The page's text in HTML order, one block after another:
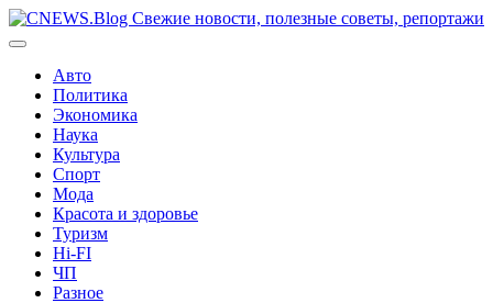
Перейти
к
Авто
Политика
Экономика
Наука
Культура
Спорт
Мода
Красота и здоровье
Туризм
Hi-FI
ЧП
Разное